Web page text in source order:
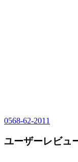
0568-62-2011
ユーザーレビュ